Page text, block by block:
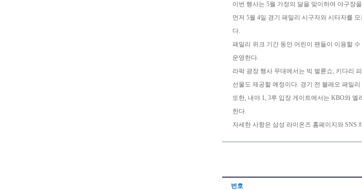
이번 행사는 5월 가정의 달을 맞이하여 야구장
먼저 5월 4일 경기 패밀리 시구자와 시타자를
다.
패밀리 위크 기간 동안 어린이 팬들이 이용할
운영한다.
라팍 광장 행사 무대에서는 빅 벌륜쇼, 키다리
선물도 제공할 예정이다. 경기 전 블레오 패밀
또한, 내야 1, 3루 입장 게이트에서는 KBO와
한다.
자세한 사항은 삼성 라이온즈 홈페이지와 SNS
번호